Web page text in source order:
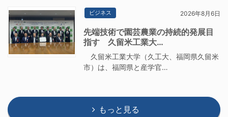
ビジネス 2026年8月6日
先端技術で園芸農業の持続的発展目
指す 久留米工業大…
久留米工業大学（久工大、福岡県久留米
市）は、福岡県と産学官…
もっと見る